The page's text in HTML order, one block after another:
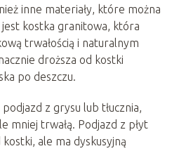
inne materiały, które można
kostka granitowa, która
trwałością i naturalnym
droższa od kostki
po deszczu.
z grysu lub tłucznia,
mniej trwałą. Podjazd z płyt
ale ma dyskusyjną